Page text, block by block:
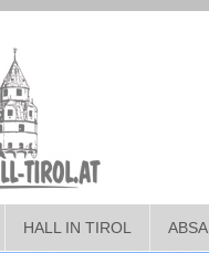
HALL IN TIROL